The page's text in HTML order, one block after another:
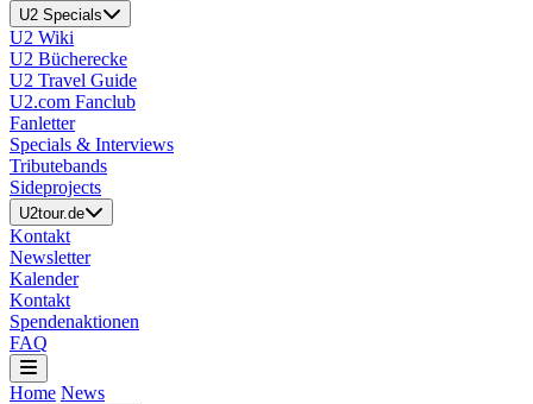
U2 Specials
U2 Wiki
U2 Bücherecke
U2 Travel Guide
U2.com Fanclub
Fanletter
Specials & Interviews
Tributebands
Sideprojects
U2tour.de
Kontakt
Newsletter
Kalender
Kontakt
Spendenaktionen
FAQ
Home News